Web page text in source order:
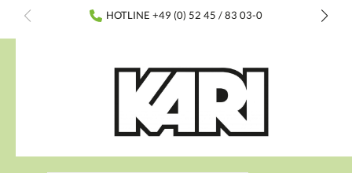
springen HOTLINE +49 (0) 52 45 / 83 03-0